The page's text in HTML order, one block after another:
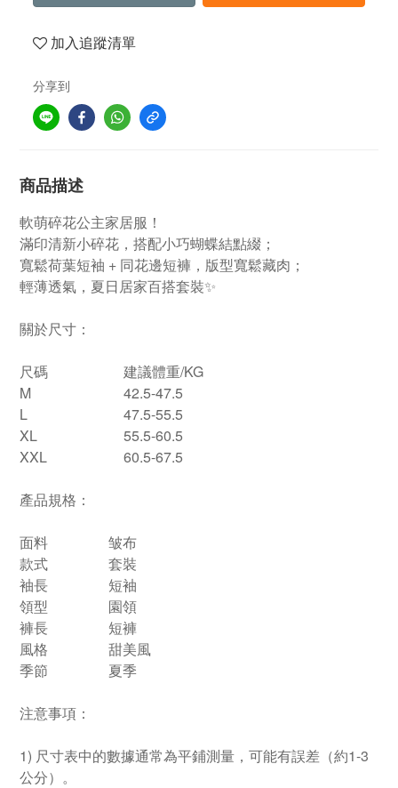
加入追蹤清單
分享到
商品描述
軟萌碎花公主家居服！
滿印清新小碎花，搭配小巧蝴蝶結點綴；
寬鬆荷葉短袖 + 同花邊短褲，版型寬鬆藏肉；
輕薄透氣，夏日居家百搭套裝✨
關於尺寸：
尺碼
建議體重/KG
M
42.5-47.5
L
47.5-55.5
XL
55.5-60.5
XXL
60.5-67.5
產品規格：
面料
皱布
款式
套裝
袖長
短袖
領型
園領
褲長
短褲
風格
甜美風
季節
夏季
注意事項：
1) 尺寸表中的數據通常為平鋪測量，可能有誤差（約1-3
公分）。